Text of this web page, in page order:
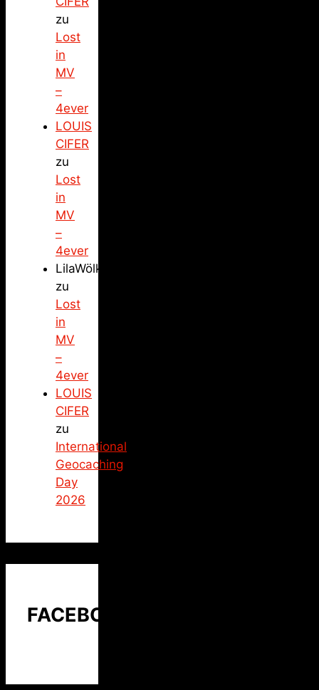
zu
Lost
in
MV
–
4ever
LOUIS
CIFER
zu
Lost
in
MV
–
4ever
LilaWölkchen
zu
Lost
in
MV
–
4ever
LOUIS
CIFER
zu
International
Geocaching
Day
2026
FACEBOOK